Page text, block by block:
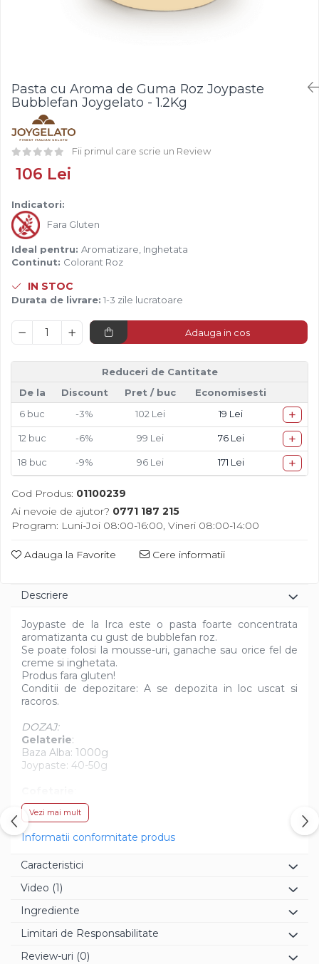
Compot si Cocktail
Arome
Aroma Vanilie
Aroma Rom
Aroma Lamaie
Isomalt
Crocant / Crumble
Lapte Condensat
Spray Antilipire Tavi
Diverse
Pasta cu Aroma de Guma Roz Joypaste
Bubblefan Joygelato - 1.2Kg
Fii primul care scrie un Review
106 Lei
Indicatori:
Fara Gluten
Ideal pentru: Aromatizare, Inghetata
Continut: Colorant Roz
IN STOC
Durata de livrare: 1-3 zile lucratoare
Adauga in cos
Reduceri de Cantitate
De la
Discount Pret / buc
Economisesti
6 buc -3% 102 Lei 19 Lei +
12buc -6% 99 Lei 76 Lei +
18 buc -9% 96 Lei 171 Lei +
Cod Produs: 01100239
Ai nevoie de ajutor? 0771 187 215
Program: Luni-Joi 08:00-16:00, Vineri 08:00-14:00
Adauga la Favorite Cere informatii
Descriere
Joypaste de la Irca este o pasta foarte concentrata
aromatizanta cu gust de bubblefan roz.
Se poate folosi la mousse-uri, ganache sau orice fel de
creme si inghetata.
Produs fara gluten!
Conditii de depozitare: A se depozita in loc uscat si
racoros.
DOZAJ:
Gelaterie:
Baza Alba: 1000g
Joypaste: 40-50g
Preparate de baza: 1000g
Joypaste: 40-50g
Vezi mai mult
Informatii conformitate produs
Caracteristici
Video (1)
Ingrediente
Limitari de Responsabilitate
Review-uri (0)